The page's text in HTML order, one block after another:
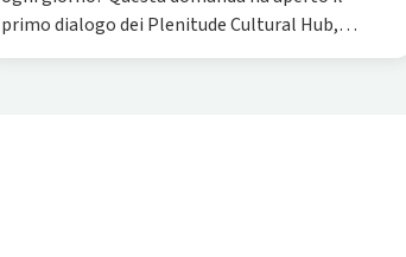
primo dialogo dei Plenitude Cultural Hub,
l'iniziativa interna a Plenitude per mettere al